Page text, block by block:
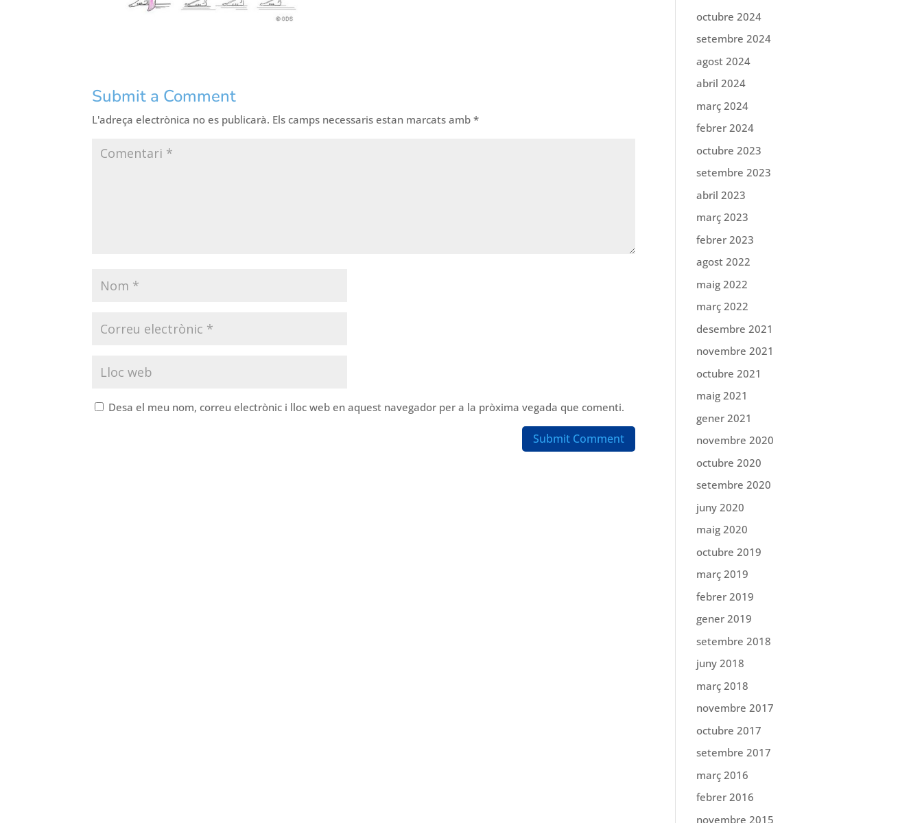
Submit a Comment
L'adreça electrònica no es publicarà. Els camps necessaris estan marcats amb*
Desa el meu nom, correu electrònic i lloc web en aquest navegador per a la pròxima vegada que comenti.
octubre 2024
setembre 2024
agost 2024
abril 2024
març 2024
febrer 2024
octubre 2023
setembre 2023
abril 2023
març 2023
febrer 2023
agost 2022
maig 2022
març 2022
desembre 2021
novembre 2021
octubre 2021
maig 2021
gener 2021
novembre 2020
octubre 2020
setembre 2020
juny 2020
maig 2020
octubre 2019
març 2019
febrer 2019
gener 2019
setembre 2018
juny 2018
març 2018
novembre 2017
octubre 2017
setembre 2017
març 2016
febrer 2016
novembre 2015